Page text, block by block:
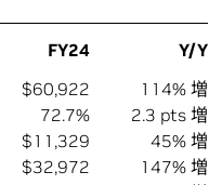
FY24
Y/Y
$60,922
114% 増
72.7%
2.3 pts 増
$11,329
45% 増
$32,972
147% 増